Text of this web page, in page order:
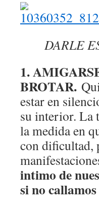
DARLE
1.
BROTAR.
estar en
su interior. La
la medida en
con dificultad,
intimo de
si no